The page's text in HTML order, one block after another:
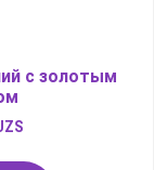
с золотым